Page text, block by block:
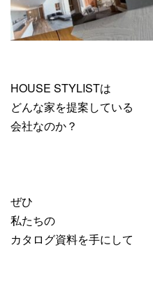
HOUSE STYLISTは
どんな家を提案している
会社なのか？
ぜひ
私たちの
カタログ資料を手にして